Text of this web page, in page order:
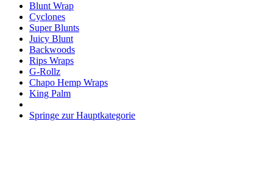
Blunt Wrap
Cyclones
Super Blunts
Juicy Blunt
Backwoods
Rips Wraps
G-Rollz
Chapo Hemp Wraps
King Palm
Springe zur Hauptkategorie